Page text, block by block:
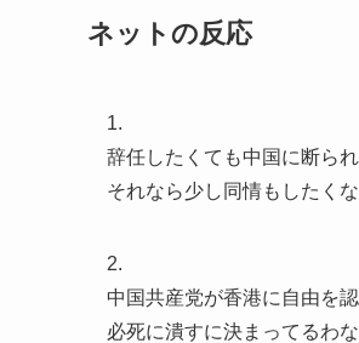
ネットの反応
1.
辞任したくても中国に断ら
それなら少し同情もしたく
2.
中国共産党が香港に自由を
必死に潰すに決まってるわな